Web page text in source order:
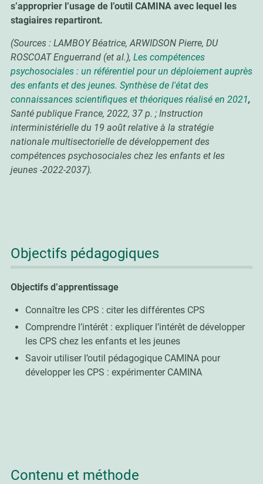
s’approprier l’usage de l’outil CAMINA avec lequel les
stagiaires repartiront.
(Sources : LAMBOY Béatrice, ARWIDSON Pierre, DU
ROSCOAT Enguerrand (et al.), Les compétences
psychosociales : un référentiel pour un déploiement auprès
des enfants et des jeunes. Synthèse de l'état des
connaissances scientifiques et théoriques réalisé en 2021,
Santé publique France, 2022, 37 p. ; Instruction
interministérielle du 19 août relative à la stratégie
nationale multisectorielle de développement des
compétences psychosociales chez les enfants et les
jeunes -2022-2037).
Objectifs pédagogiques
Objectifs d’apprentissage
Connaître les CPS : citer les différentes CPS
Comprendre l’intérêt : expliquer l’intérêt de développer
les CPS chez les enfants et les jeunes
Savoir utiliser l’outil pédagogique CAMINA pour
développer les CPS : expérimenter CAMINA
Contenu et méthode